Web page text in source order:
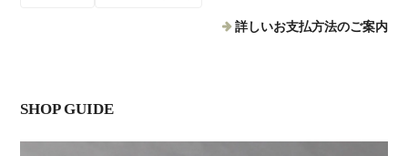
詳しいお支払方法のご案内
SHOP GUIDE